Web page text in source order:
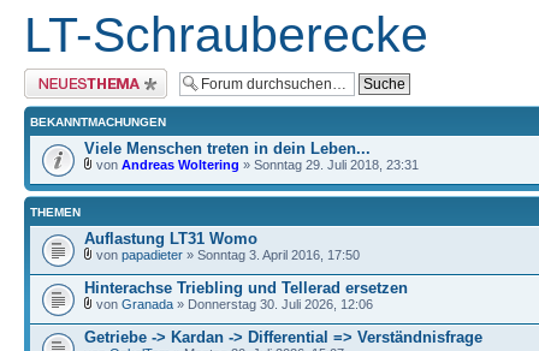
LT-Schrauberecke
Neues Thema erstellen
BEKANNTMACHUNGEN
Viele Menschen treten in dein Leben...
von Andreas Woltering » Sonntag 29. Juli 2018, 23:31
THEMEN
Auflastung LT31 Womo
von papadieter » Sonntag 3. April 2016, 17:50
Hinterachse Triebling und Tellerad ersetzen
von Granada » Donnerstag 30. Juli 2026, 12:06
Getriebe -> Kardan -> Differential => Verständnisfrage